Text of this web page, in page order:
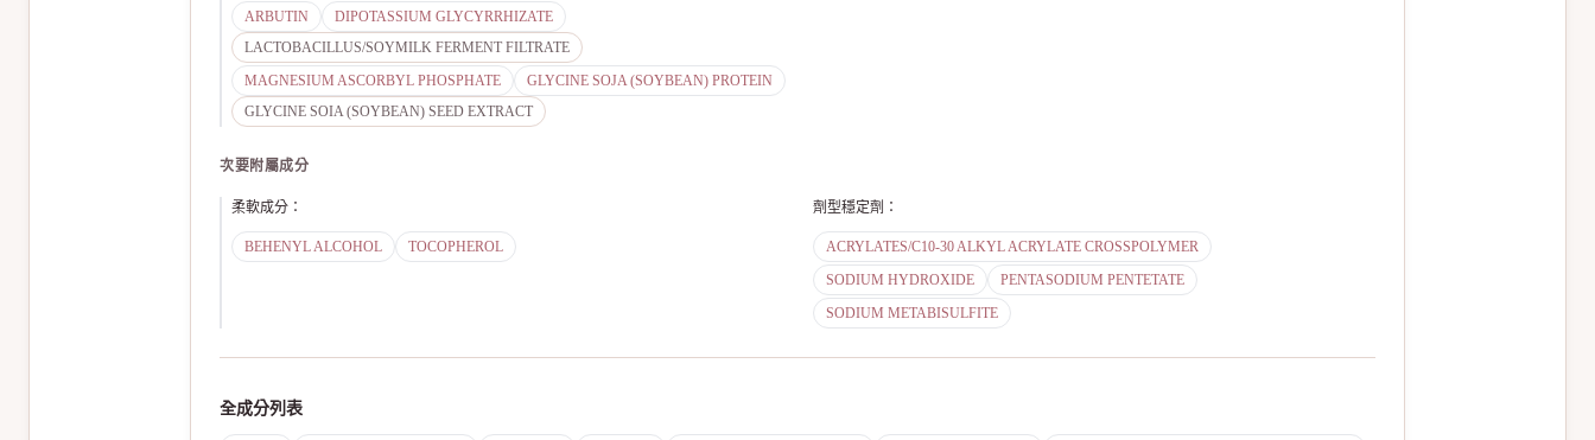
ARBUTIN
DIPOTASSIUM GLYCYRRHIZATE
LACTOBACILLUS/SOYMILK FERMENT FILTRATE
MAGNESIUM ASCORBYL PHOSPHATE
GLYCINE SOJA (SOYBEAN) PROTEIN
GLYCINE SOIA (SOYBEAN) SEED EXTRACT
次要附屬成分
柔軟成分 ：
BEHENYL ALCOHOL TOCOPHEROL
劑型穩定劑 ：
ACRYLATES/C10-30 ALKYL ACRYLATE CROSSPOLYMER
SODIUM HYDROXIDE
PENTASODIUM PENTETATE
SODIUM METABISULFITE
全成分列表